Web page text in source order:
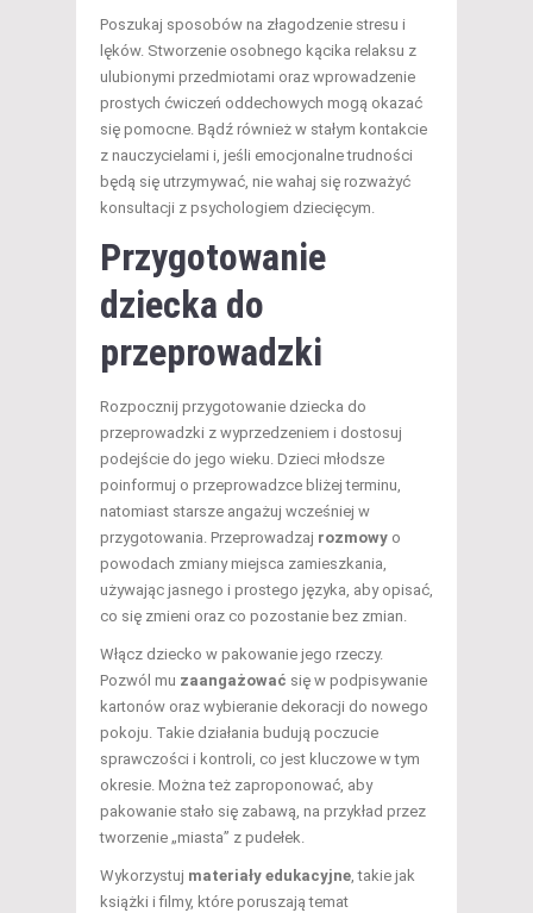
Poszukaj sposobów na złagodzenie stresu i
lęków. Stworzenie osobnego kącika relaksu z
ulubionymi przedmiotami oraz wprowadzenie
prostych ćwiczeń oddechowych mogą okazać
się pomocne. Bądź również w stałym kontakcie
z nauczycielami i, jeśli emocjonalne trudności
będą się utrzymywać, nie wahaj się rozważyć
konsultacji z psychologiem dziecięcym.
Przygotowanie
dziecka do
przeprowadzki
Rozpocznij przygotowanie dziecka do
przeprowadzki z wyprzedzeniem i dostosuj
podejście do jego wieku. Dzieci młodsze
poinformuj o przeprowadzce bliżej terminu,
natomiast starsze angażuj wcześniej w
przygotowania. Przeprowadzaj rozmowy o
powodach zmiany miejsca zamieszkania,
używając jasnego i prostego języka, aby opisać,
co się zmieni oraz co pozostanie bez zmian.
Włącz dziecko w pakowanie jego rzeczy.
Pozwól mu zaangażować się w podpisywanie
kartonów oraz wybieranie dekoracji do nowego
pokoju. Takie działania budują poczucie
sprawczości i kontroli, co jest kluczowe w tym
okresie. Można też zaproponować, aby
pakowanie stało się zabawą, na przykład przez
tworzenie „miasta” z pudełek.
Wykorzystuj materiały edukacyjne, takie jak
książki i filmy, które poruszają temat